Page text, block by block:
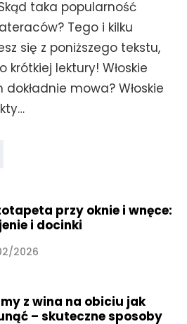
taka popularność
Tego i kilku
się z poniższego tekstu,
lektury! Włoskie
mowa? Włoskie
przy oknie i wnęce:
i docinki
2026
z wina na obiciu jak
– skuteczne sposoby